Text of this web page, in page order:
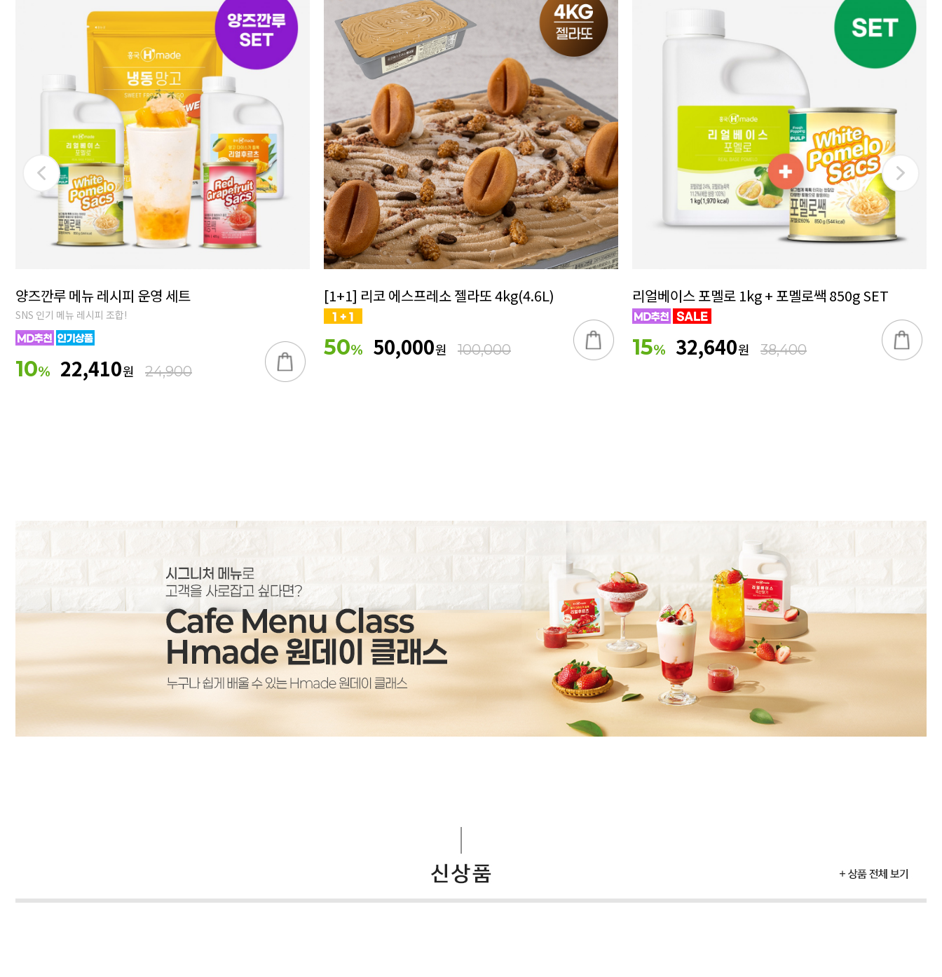
양즈깐루 메뉴 레시피 운영 세트
SNS 인기 메뉴 레시피 조합!
10% 22,410원 24,900
[1+1] 리코 에스프레소 젤라또 4kg(4.6L)
50% 50,000원 100,000
리얼베이스 포멜로 1kg + 포멜로쌕 850g SET
15% 32,640원 38,400